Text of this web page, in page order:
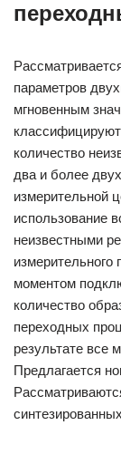
параметров
мгновенным
количество
два и более
измерительной
использование
неизвестными
измерительного
моментом
количество
переходных
результате все
Предлагается